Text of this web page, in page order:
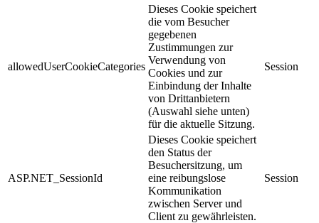
allowedUserCookieCategories
Dieses Cookie speichert
die vom Besucher
gegebenen
Zustimmungen zur
Verwendung von
Cookies und zur
Einbindung der Inhalte
von Drittanbietern
(Auswahl siehe unten)
für die aktuelle Sitzung.
Session
ASP.NET_SessionId
Dieses Cookie speichert
den Status der
Besuchersitzung, um
eine reibungslose
Kommunikation
zwischen Server und
Client zu gewährleisten.
Session